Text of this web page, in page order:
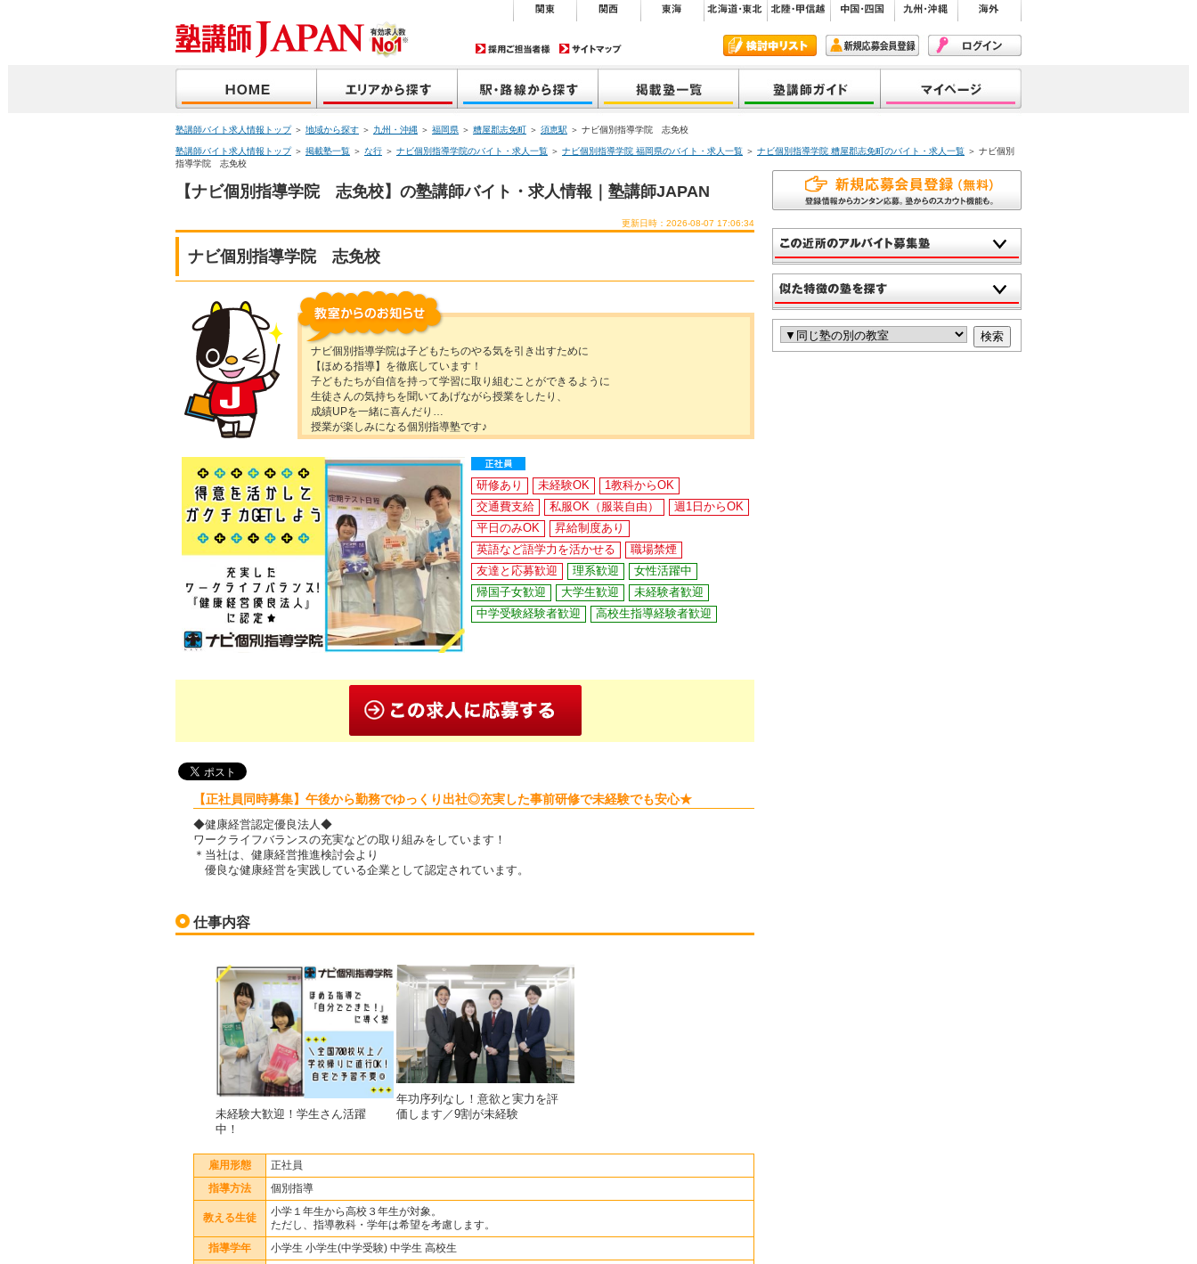
塾講師バイト求人情報トップ＞ 地域から探す ＞ 九州・沖縄 ＞ 福岡県 ＞ 糟屋郡志免町 ＞ 須恵駅 ＞ ナビ個別指導学院 志免校
塾講師バイト求人情報トップ＞ 掲載塾一覧 ＞ な行 ＞ ナビ個別指導学院のバイト・求人一覧 ＞ ナビ個別指導学院 福岡県のバイト・求人一覧 ＞ ナビ個別指導学院 糟屋郡志免町のバイト・求人一覧 ＞ ナビ個別
指導学院 志免校
【ナビ個別指導学院 志免校】の塾講師バイト・求人情報｜塾講師JAPAN
更新日時：2026-08-07 17:06:34
ナビ個別指導学院 志免校
ナビ個別指導学院は子どもたちのやる気を引き出すために
【ほめる指導】を徹底しています！
子どもたちが自信を持って学習に取り組むことができるように
生徒さんの気持ちを聞いてあげながら授業をしたり、
成績UPを一緒に喜んだり…
授業が楽しみになる個別指導塾です♪
研修あり 未経験OK
1教科からOK
交通費支給
私服OK（服装自由）
週1日からOK
平日のみOK
昇給制度あり
英語など語学力を活かせる
職場禁煙
友達と応募歓迎
理系歓迎
女性活躍中
帰国子女歓迎
大学生歓迎
未経験者歓迎
中学受験経験者歓迎
高校生指導経験者歓迎
【正社員同時募集】午後から勤務でゆっくり出社◎充実した事前研修で未経験でも安心★
◆健康経営認定優良法人◆
ワークライフバランスの充実などの取り組みをしています！
＊当社は、健康経営推進検討会より
優良な健康経営を実践している企業として認定されています。
仕事内容
未経験大歓迎！学生さん活躍
中！
年功序列なし！意欲と実力を評
価します／9割が未経験
雇用形態 正社員
指導方法 個別指導
教える生徒
小学１年生から高校３年生が対象。
ただし、指導教科・学年は希望を考慮します。
指導学年 小学生 小学生(中学受験) 中学生 高校生